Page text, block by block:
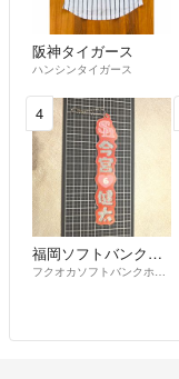
阪神タイガース
ハンシンタイガース
4
福岡ソフトバンクホークス